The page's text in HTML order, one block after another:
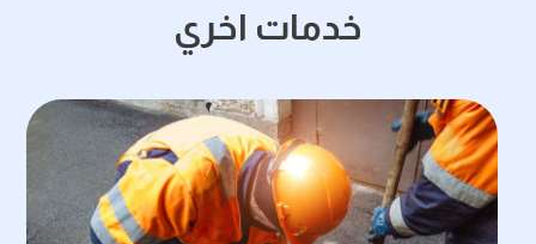
خدمات اخري